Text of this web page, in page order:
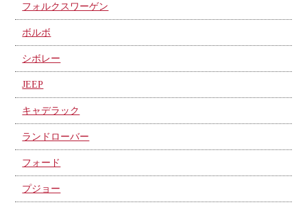
フォルクスワーゲン
ボルボ
シボレー
JEEP
キャデラック
ランドローバー
フォード
プジョー